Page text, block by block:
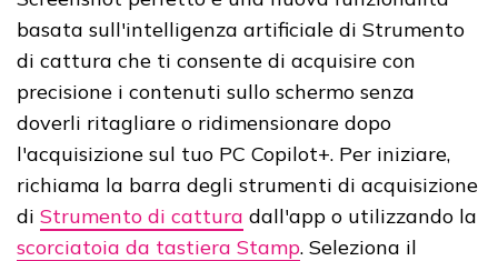
basata sull'intelligenza artificiale di Strumento
di cattura che ti consente di acquisire con
precisione i contenuti sullo schermo senza
doverli ritagliare o ridimensionare dopo
l'acquisizione sul tuo PC Copilot+. Per iniziare,
richiama la barra degli strumenti di acquisizione
di Strumento di cattura dall'app o utilizzando la
scorciatoia da tastiera Stamp. Seleziona il